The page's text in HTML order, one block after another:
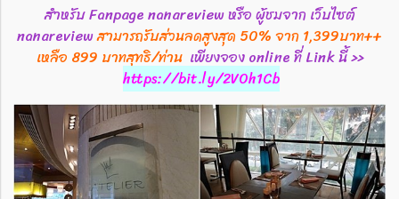
สำหรับ Fanpage nanareview หรือ ผู้ชมจาก เว็บไซต์
nanareviewสามารถรับส่วนลดสูงสุด 50% จาก 1,399บาท++
เหลือ 899 บาทสุทธิ/ท่านเพียงจอง online ที่ Link นี้ >>
https://bit.ly/2VOh1Cb